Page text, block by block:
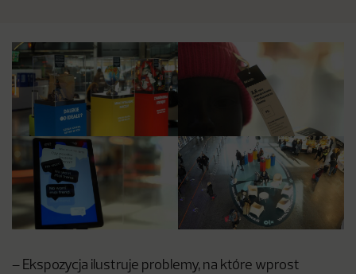
– Ekspozycja ilustruje problemy, na które wprost